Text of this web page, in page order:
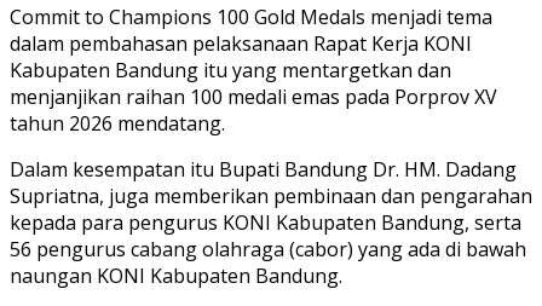
Commit to Champions 100 Gold Medals menjadi tema
dalam pembahasan pelaksanaan Rapat Kerja KONI
Kabupaten Bandung itu yang mentargetkan dan
menjanjikan raihan 100 medali emas pada Porprov XV
tahun 2026 mendatang.
Dalam kesempatan itu Bupati Bandung Dr. HM. Dadang
Supriatna, juga memberikan pembinaan dan pengarahan
kepada para pengurus KONI Kabupaten Bandung, serta
56 pengurus cabang olahraga (cabor) yang ada di bawah
naungan KONI Kabupaten Bandung.